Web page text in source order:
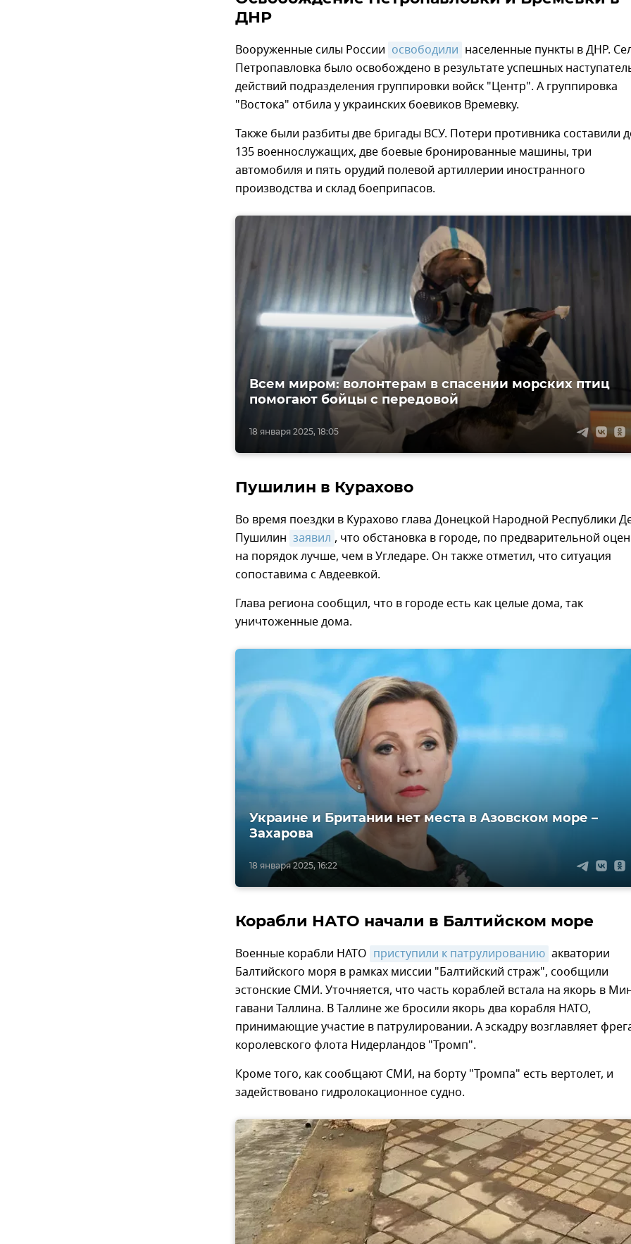
ДНР
Вооруженные силы России освободили населенные пункты в ДНР.
Петропавловка было освобождено в результате успешных
действий подразделения группировки войск "Центр". А группировка
"Востока" отбила у украинских боевиков Времевку.
Также были разбиты две бригады ВСУ. Потери противника составили
135 военнослужащих, две боевые бронированные машины, три
автомобиля и пять орудий полевой артиллерии иностранного
производства и склад боеприпасов.
18 января 2025, 18:05
Всем миром: волонтерам в спасении морских птиц
помогают бойцы с передовой
Пушилин в Курахово
Во время поездки в Курахово глава Донецкой Народной Республики
Пушилин заявил , что обстановка в городе, по предварительной
на порядок лучше, чем в Угледаре. Он также отметил, что ситуация
сопоставима с Авдеевкой.
Глава региона сообщил, что в городе есть как целые дома, так
уничтоженные дома.
18 января 2025, 16:22
Украине и Британии нет места в Азовском море –
Захарова
Корабли НАТО начали в Балтийском море
Военные корабли НАТО приступили к патрулированию акватории
Балтийского моря в рамках миссии "Балтийский страж", сообщили
эстонские СМИ. Уточняется, что часть кораблей встала на якорь в
гавани Таллина. В Таллине же бросили якорь два корабля НАТО,
принимающие участие в патрулировании. А эскадру возглавляет
королевского флота Нидерландов "Тромп".
Кроме того, как сообщают СМИ, на борту "Тромпа" есть вертолет, и
задействовано гидролокационное судно.